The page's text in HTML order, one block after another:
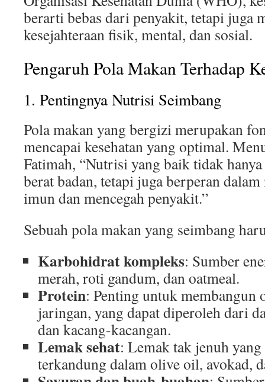
berarti bebas dari penyakit, tetapi juga
kesejahteraan fisik, mental, dan sosial.
Pengaruh Pola Makan Terhadap
1. Pentingnya Nutrisi Seimbang
Pola makan yang bergizi merupakan
mencapai kesehatan yang optimal.
Fatimah, “Nutrisi yang baik tidak
berat badan, tetapi juga berperan
imun dan mencegah penyakit.”
Sebuah pola makan yang seimbang
Karbohidrat kompleks: Sumber
merah, roti gandum, dan oatmeal.
Protein: Penting untuk membangun
jaringan, yang dapat diperoleh dari
dan kacang-kacangan.
Lemak sehat: Lemak tak jenuh
terkandung dalam olive oil, avokad,